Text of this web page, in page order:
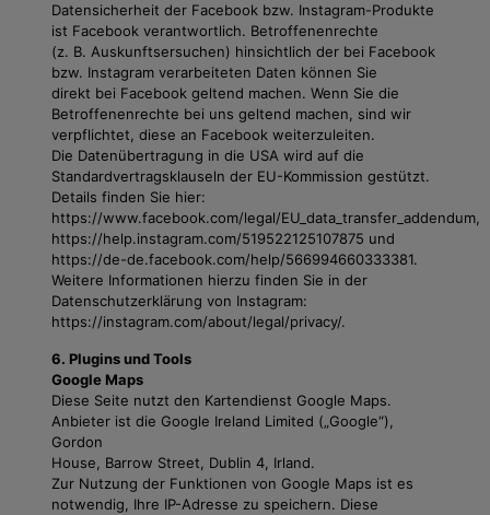
Datensicherheit der Facebook bzw. Instagram-Produkte
ist Facebook verantwortlich. Betroffenenrechte
(z. B. Auskunftsersuchen) hinsichtlich der bei Facebook
bzw. Instagram verarbeiteten Daten können Sie
direkt bei Facebook geltend machen. Wenn Sie die
Betroffenenrechte bei uns geltend machen, sind wir
verpflichtet, diese an Facebook weiterzuleiten.
Die Datenübertragung in die USA wird auf die
Standardvertragsklauseln der EU-Kommission gestützt.
Details finden Sie hier:
https://www.facebook.com/legal/EU_data_transfer_addendum,
https://help.instagram.com/519522125107875 und
https://de-de.facebook.com/help/566994660333381.
Weitere Informationen hierzu finden Sie in der
Datenschutzerklärung von Instagram:
https://instagram.com/about/legal/privacy/.
6. Plugins und Tools
Google Maps
Diese Seite nutzt den Kartendienst Google Maps.
Anbieter ist die Google Ireland Limited („Google“),
Gordon
House, Barrow Street, Dublin 4, Irland.
Zur Nutzung der Funktionen von Google Maps ist es
notwendig, Ihre IP-Adresse zu speichern. Diese